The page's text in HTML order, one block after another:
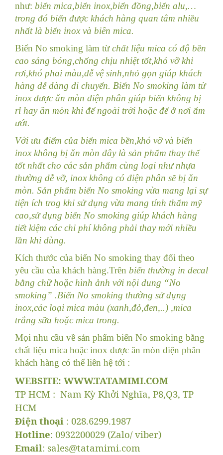
như: biển mica,biển inox,biển đồng,biển alu,…
trong đó biển được khách hàng quan tâm nhiều
nhất là biển inox và biên mica.
Biển No smoking làm từchất liệu mica có độ bền
cao sáng bóng,chống chịu nhiệt tốt,khó vỡ khi
rơi,khó phai màu,dễ vệ sinh,nhỏ gọn giúp khách
hàng dễ dàng di chuyển. Biển No smoking làm từ
inox được ăn mòn điện phân giúp biển không bị
rỉ hay ăn mòn khi để ngoài trời hoặc để ở nơi ẩm
ướt.
Với ưu điểm của biển mica bền,khó vỡ và biển
inox không bị ăn mòn đây là sản phẩm thay thế
tốt nhất cho các sản phẩm cùng loại như nhựa
thường dễ vỡ, inox không có điện phân sẽ bị ăn
mòn. Sản phẩm biển No smoking vừa mang lại sự
tiện ích trog khi sử dụng vừa mang tính thẩm mỹ
cao,sử dụng biển No smoking giúp khách hàng
tiết kiệm các chi phí không phải thay mới nhiều
lần khi dùng.
Kích thước của biển No smoking thay đổi theo
yêu cầu của khách hàng.Trên biển thường in decal
bằng chữ hoặc hình ảnh với nội dung “No
smoking” .Biển No smoking thường sử dụng
inox,các loại mica màu (xanh,đỏ,đen,..) ,mica
trắng sữa hoặc mica trong.
Mọi nhu cầu về sản phẩm biển No smoking bằng
chất liệu mica hoặc inox được ăn mòn điện phân
khách hàng có thể liên hệ tới :
WEBSITE: WWW.TATAMIMI.COM
TP HCM : Nam Kỳ Khởi Nghĩa, P8,Q3, TP
HCM
Điện thoại : 028.6299.1987
Hotline: 0932200029 (Zalo/ viber)
Email: sales@tatamimi.com